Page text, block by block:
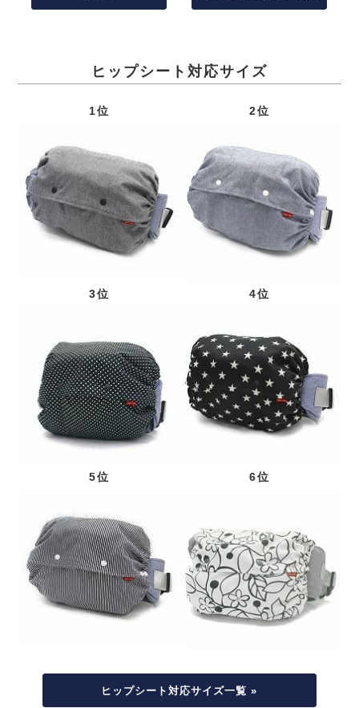
ヒップシート対応サイズ
1位 2位
3位 4位
5位 6位
ヒップシート対応サイズ一覧 »